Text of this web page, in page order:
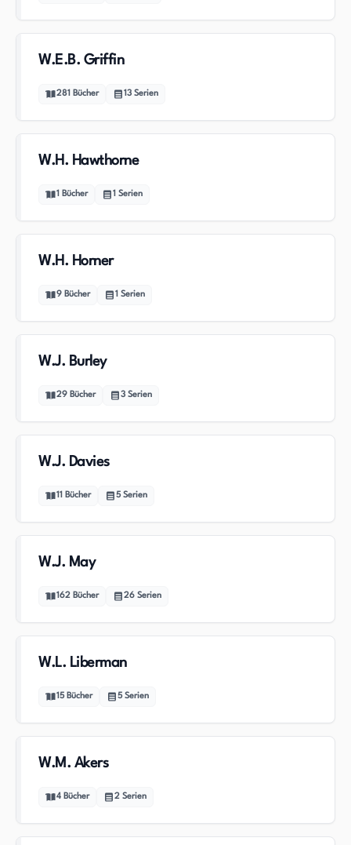
W.E.B. Griffin
281 Bücher 13 Serien
W.H. Hawthorne
1 Bücher 1 Serien
W.H. Horner
9 Bücher 1 Serien
W.J. Burley
29 Bücher 3 Serien
W.J. Davies
11 Bücher 5 Serien
W.J. May
162 Bücher 26 Serien
W.L. Liberman
15 Bücher 5 Serien
W.M. Akers
4 Bücher 2 Serien